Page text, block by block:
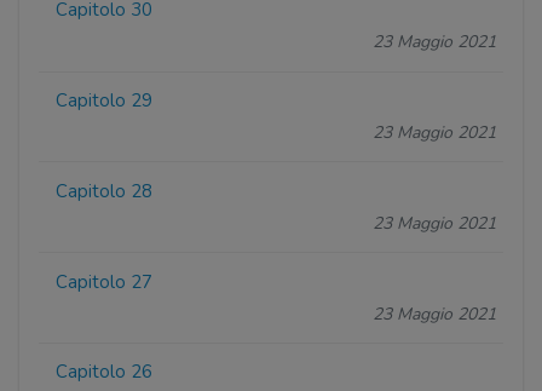
Capitolo 30
23 Maggio 2021
Capitolo 29
23 Maggio 2021
Capitolo 28
23 Maggio 2021
Capitolo 27
23 Maggio 2021
Capitolo 26